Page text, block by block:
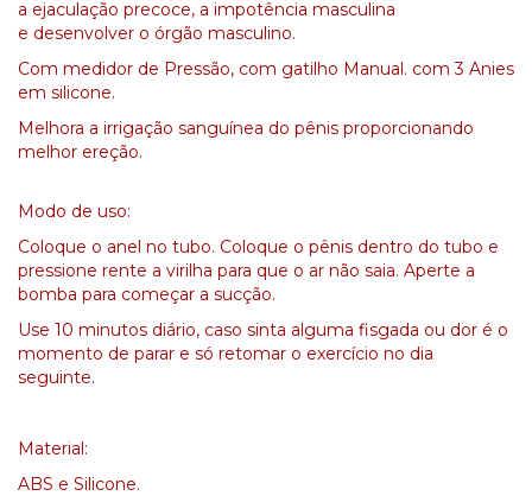
a ejaculação precoce, a impotência masculina
e desenvolver o órgão masculino.
Com medidor de Pressão, com gatilho Manual. com 3 Anies
em silicone.
Melhora a irrigação sanguínea do pênis proporcionando
melhor ereção.
Modo de uso:
Coloque o anel no tubo. Coloque o pênis dentro do tubo e
pressione rente a virilha para que o ar não saia. Aperte a
bomba para começar a sucção.
Use 10 minutos diário, caso sinta alguma fisgada ou dor é o
momento de parar e só retomar o exercício no dia
seguinte.
Material:
ABS e Silicone.